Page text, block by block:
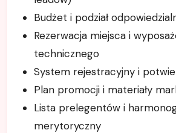
Budżet i podział
Rezerwacja miejsca i
technicznego
System rejestracyjny i
Plan promocji i materiały
Lista prelegentów i
merytoryczny